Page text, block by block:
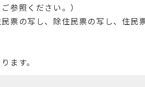
参照ください。）
票の写し、除住民票の写し、住民
ます。